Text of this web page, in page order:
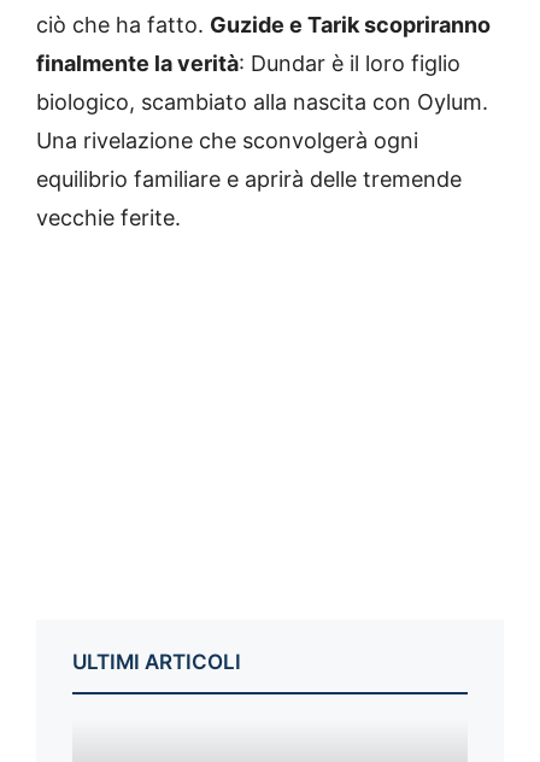
ciò che ha fatto. Guzide e Tarik scopriranno
finalmente la verità: Dundar è il loro figlio
biologico, scambiato alla nascita con Oylum.
Una rivelazione che sconvolgerà ogni
equilibrio familiare e aprirà delle tremende
vecchie ferite.
ULTIMI ARTICOLI